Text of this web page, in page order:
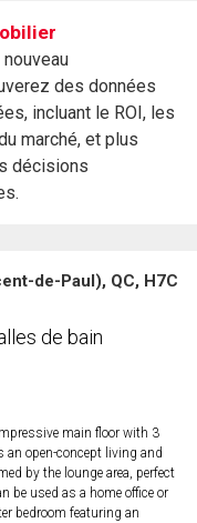
des données
incluant le ROI, les
marché, et plus
décisions
de-Paul), QC, H7C
de bain
main floor with 3
an open-concept living and
by the lounge area, perfect
be used as a home office or
bedroom featuring an